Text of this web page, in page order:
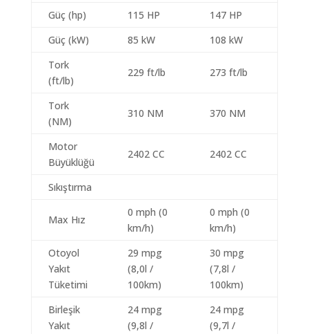
Güç (hp) 115 HP
147 HP
Güç (kW)
85 kW
108 kW
Tork
(ft/lb)
229 ft/lb 273 ft/lb
Tork
(NM)
310 NM 370 NM
Motor
Büyüklüğü
2402 CC 2402 CC
Sıkıştırma
Max Hız
0 mph (0
km/h)
0 mph (0
km/h)
Otoyol
Yakıt
Tüketimi
29 mpg
(8,0l /
100km)
30 mpg
(7,8l /
100km)
Birleşik
Yakıt
24 mpg
(9,8l /
24 mpg
(9,7l /